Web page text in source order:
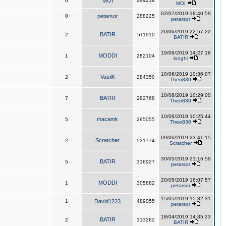
MOI
0 petarsor 288225
02/07/2019 18:40:59
petarsor
2 BATIR 511910
20/06/2019 22:57:22
BATIR
1 MODDI 282104
19/06/2019 14:27:16
longhi
2 VasilK 284350
10/06/2019 10:36:07
Theo830
7 BATIR 282768
10/06/2019 10:29:00
Theo830
5 macamk 295055
10/06/2019 10:25:44
Theo830
2 Scratcher 531774
09/06/2019 23:41:15
Scratcher
5 BATIR 316927
30/05/2019 21:16:59
petarsor
1 MODDI 305882
20/05/2019 18:07:57
petarsor
1 David1223 489055
15/05/2019 15:32:31
petarsor
2 BATIR 313262
18/04/2019 14:35:23
BATIR